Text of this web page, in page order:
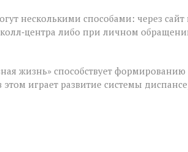
несколькими способами: через
колл‑центра либо при личном
жизнь» способствует формированию
играет развитие системы